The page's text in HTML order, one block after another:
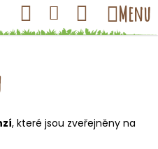
Hledat Přihlášení
Nákupní
košík
Menu
, které jsou zveřejněny na